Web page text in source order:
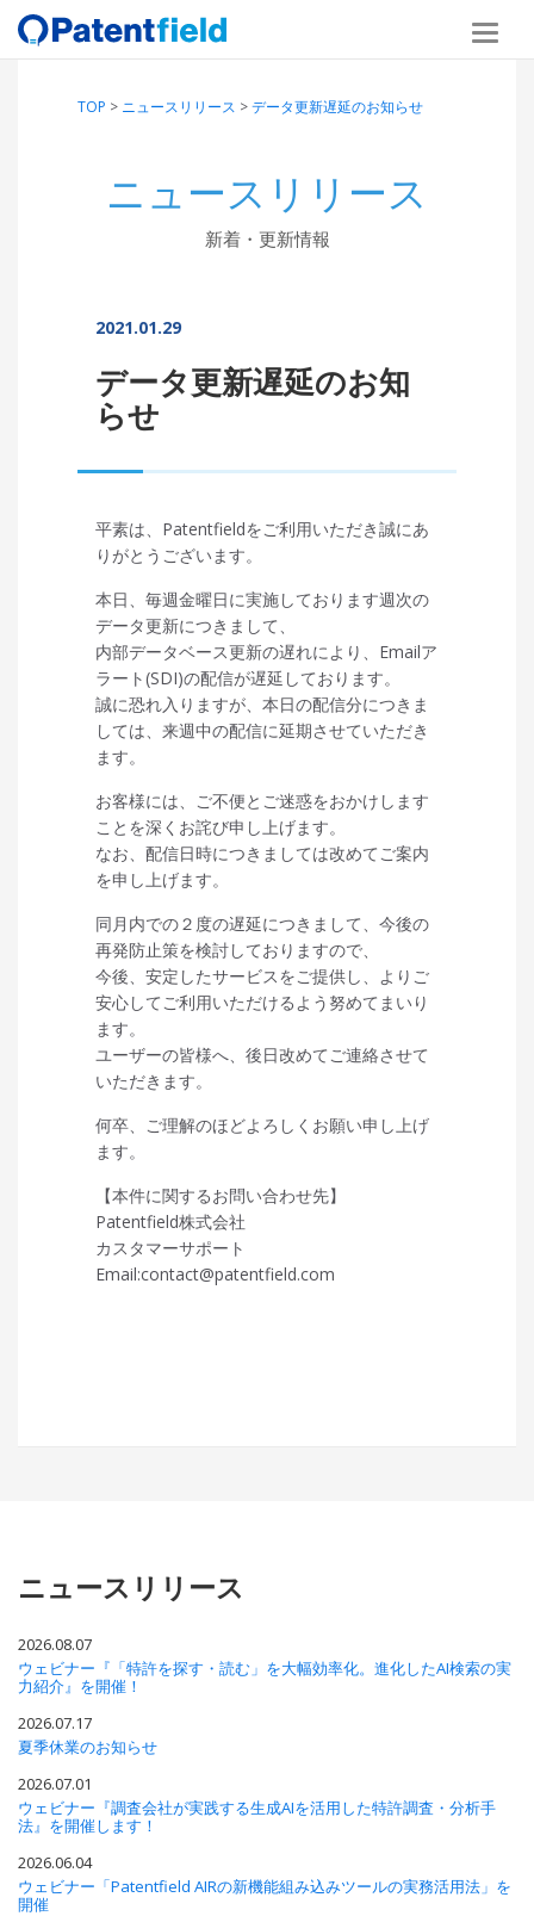
TOP > ニュースリリース >データ更新遅延のお知らせ
ニュースリリース
新着・更新情報
2021.01.29
データ更新遅延のお知
らせ
平素は、Patentfieldをご利用いただき誠にあ
りがとうございます。
本日、毎週金曜日に実施しております週次の
データ更新につきまして、
内部データベース更新の遅れにより、Emailア
ラート(SDI)の配信が遅延しております。
誠に恐れ入りますが、本日の配信分につきま
しては、来週中の配信に延期させていただき
ます。
お客様には、ご不便とご迷惑をおかけします
ことを深くお詫び申し上げます。
なお、配信日時につきましては改めてご案内
を申し上げます。
同月内での２度の遅延につきまして、今後の
再発防止策を検討しておりますので、
今後、安定したサービスをご提供し、よりご
安心してご利用いただけるよう努めてまいり
ます。
ユーザーの皆様へ、後日改めてご連絡させて
いただきます。
何卒、ご理解のほどよろしくお願い申し上げ
ます。
【本件に関するお問い合わせ先】
Patentfield株式会社
カスタマーサポート
Email:contact@patentfield.com
ニュースリリース
2026.08.07
ウェビナー『「特許を探す・読む」を大幅効率化。進化したAI検索の実
力紹介』を開催！
2026.07.17
夏季休業のお知らせ
2026.07.01
ウェビナー『調査会社が実践する生成AIを活用した特許調査・分析手
法』を開催します！
2026.06.04
ウェビナー「Patentfield AIRの新機能組み込みツールの実務活用法」を
開催